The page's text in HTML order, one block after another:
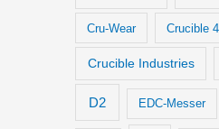
Cru-Wear Crucible
Crucible Industries
D2 EDC-Messer